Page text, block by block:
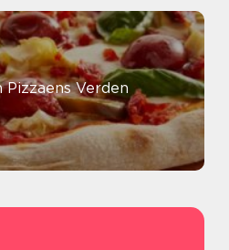
Pizzaens Verden